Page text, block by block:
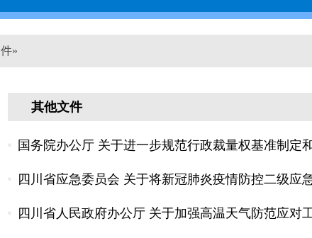
»
其他文件
国务院办公厅 关于进一步规范行政裁量权基准制定
四川省应急委员会 关于将新冠肺炎疫情防控二级应
四川省人民政府办公厅 关于加强高温天气防范应对